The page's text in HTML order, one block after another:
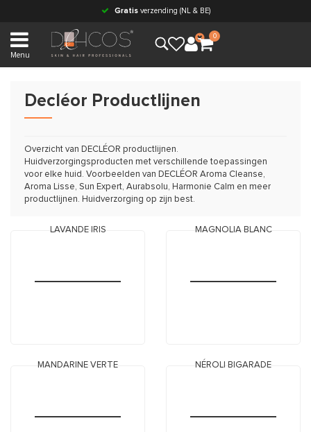
Gratisverzending (NL & BE)
Menu
0
Decléor Productlijnen
Overzicht van DECLÉOR productlijnen.
Huidverzorgingsproducten met verschillende toepassingen
voor elke huid. Voorbeelden van DECLÉOR Aroma Cleanse,
Aroma Lisse, Sun Expert, Aurabsolu, Harmonie Calm en meer
productlijnen. Huidverzorging op zijn best.
LAVANDE IRIS MAGNOLIA BLANC
MANDARINE VERTE NÉROLI BIGARADE